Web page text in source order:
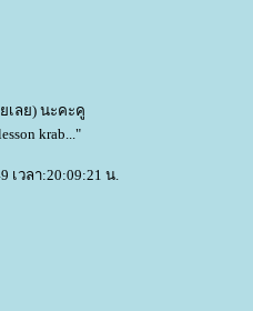
เลย) นะคะคู
krab..."
เวลา:20:09:21 น.